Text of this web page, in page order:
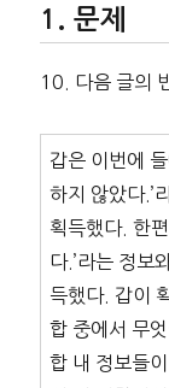
문제
10. 다음 글의
갑은 이번에
하지 않았다.’
획득했다. 한
다.’라는 정보
득했다. 갑이
합 중에서 무
합 내 정보들